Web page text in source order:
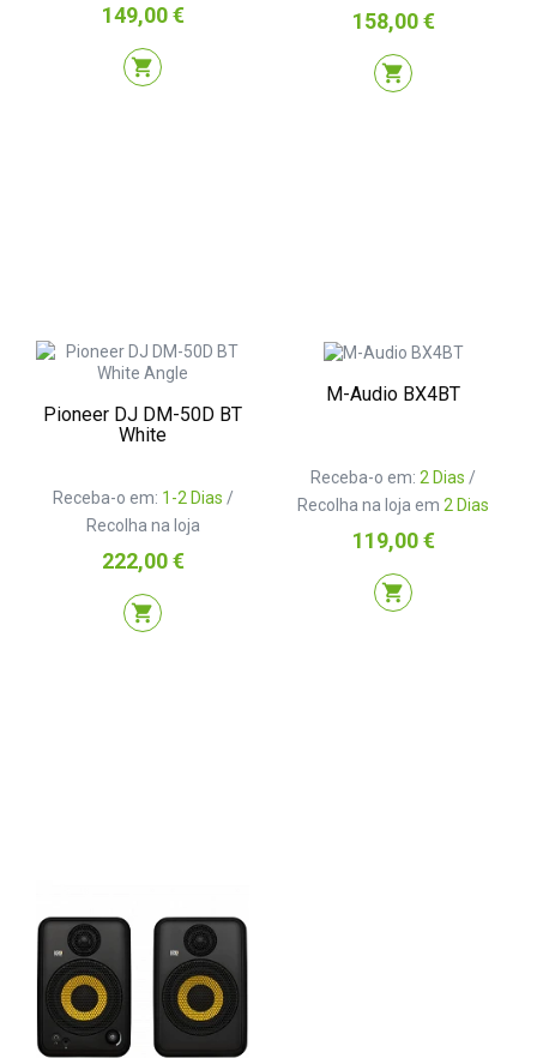
Preço
149,00 €
shopping_cart
Preço
158,00 €
shopping_cart
Pioneer DJ DM-50D BT
White
Receba-o em: 1-2 Dias /
Recolha na loja
Preço
222,00 €
shopping_cart
M-Audio BX4BT
Receba-o em: 2 Dias /
Recolha na loja em 2 Dias
Preço
119,00 €
shopping_cart